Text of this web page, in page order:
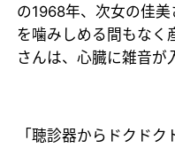
の1968年、次女の佳
を噛みしめる間もなく
さんは、心臓に雑音が
「聴診器からドクド